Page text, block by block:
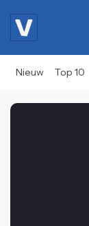
Nieuw Top 10